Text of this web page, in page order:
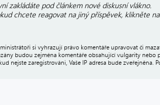
zakládáte pod článkem nové diskusní vlákno.
chcete reagovat na jiný příspěvek, klikněte
si vyhrazují právo komentáře upravovat či
budou zejména komentáře obsahující vulgarity nebo
nejste zaregistrováni, Vaše IP adresa bude